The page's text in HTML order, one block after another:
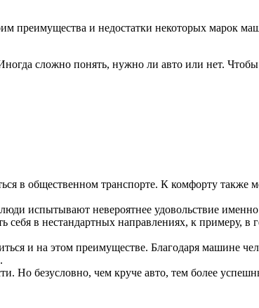
и недостатки некоторых марок
сложно понять, нужно ли авто или нет.
в общественном транспорте. К комфорту
испытывают невероятнее удовольствие именно
в нестандартных направлениях, к примеру, в
и на этом преимуществе. Благодаря машине
Но безусловно, чем круче авто, тем более